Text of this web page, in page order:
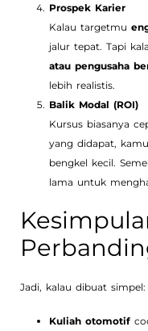
Prospek Karier
Kalau targetmu
jalur tepat. Tapi
atau pengusaha
lebih realistis.
Balik Modal (ROI)
Kursus biasanya
yang didapat,
bengkel kecil.
lama untuk
Jadi, kalau dibuat simpel:
Kuliah otomotif